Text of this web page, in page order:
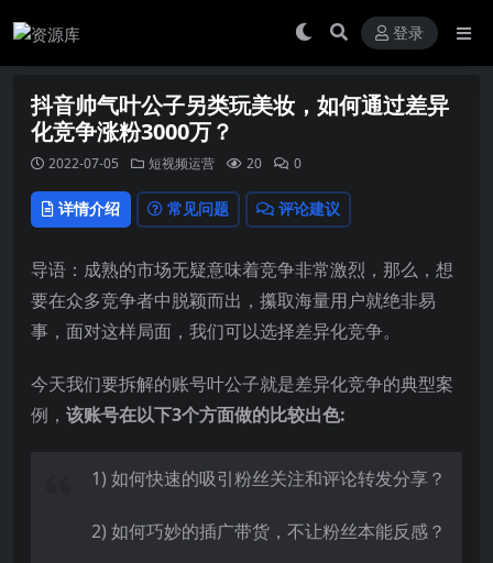
登录
抖音帅气叶公子另类玩美妆，如何通过差异
化竞争涨粉3000万？
2022-07-05 短视频运营 20 0
详情介绍 常见问题 评论建议
导语：成熟的市场无疑意味着竞争非常激烈，那么，想
要在众多竞争者中脱颖而出，攥取海量用户就绝非易
事，面对这样局面，我们可以选择差异化竞争。
今天我们要拆解的账号叶公子就是差异化竞争的典型案
例， 该账号在以下3个方面做的比较出色:
1) 如何快速的吸引粉丝关注和评论转发分享？
2) 如何巧妙的插广带货，不让粉丝本能反感？